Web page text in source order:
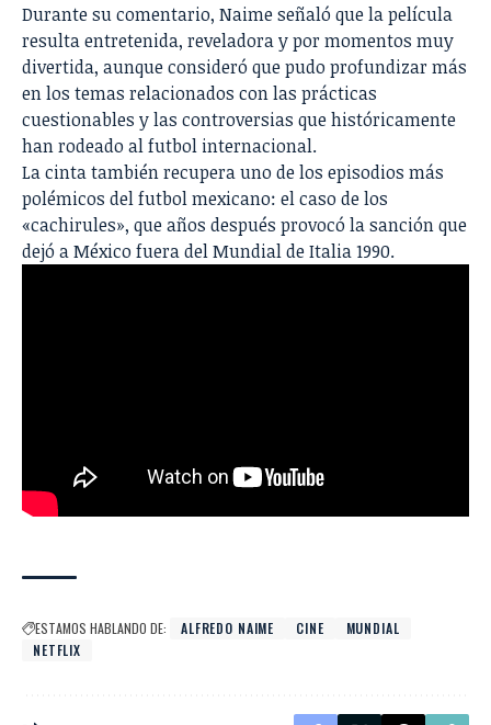
Durante su comentario, Naime señaló que la película
resulta entretenida, reveladora y por momentos muy
divertida, aunque consideró que pudo profundizar más
en los temas relacionados con las prácticas
cuestionables y las controversias que históricamente
han rodeado al futbol internacional.
La cinta también recupera uno de los episodios más
polémicos del futbol mexicano: el caso de los
«cachirules», que años después provocó la sanción que
dejó a México fuera del Mundial de Italia 1990.
ESTAMOS HABLANDO DE: ALFREDO NAIME CINE
MUNDIAL
NETFLIX